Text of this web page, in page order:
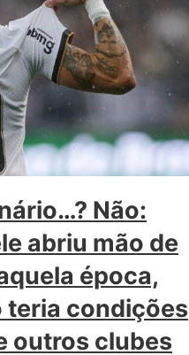
Não:
abriu mão de
época,
teria condições
outros clubes